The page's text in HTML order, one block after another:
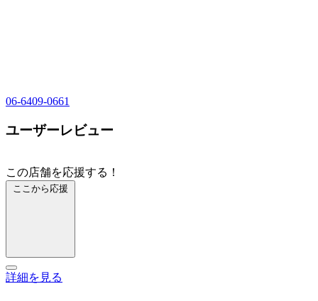
06-6409-0661
ユーザーレビュー
この店舗を応援する！
ここから応援
詳細を見る